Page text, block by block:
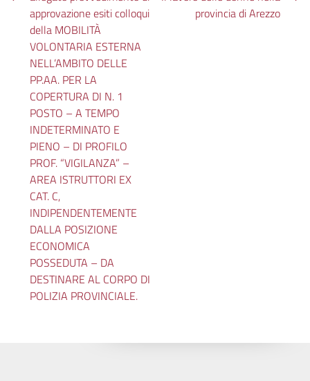
approvazione esiti colloqui
della MOBILITÀ
VOLONTARIA ESTERNA
NELL’AMBITO DELLE
PP.AA. PER LA
COPERTURA DI N. 1
POSTO – A TEMPO
INDETERMINATO E
PIENO – DI PROFILO
PROF. “VIGILANZA” –
AREA ISTRUTTORI EX
CAT. C,
INDIPENDENTEMENTE
DALLA POSIZIONE
ECONOMICA
POSSEDUTA – DA
DESTINARE AL CORPO DI
POLIZIA PROVINCIALE.
provincia di Arezzo